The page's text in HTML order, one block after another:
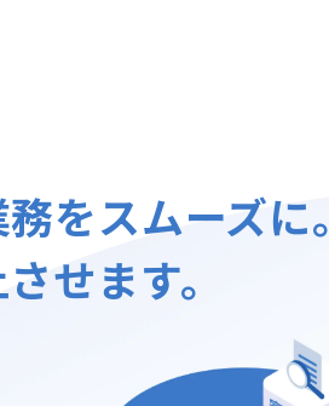
をスムーズに。
せます。